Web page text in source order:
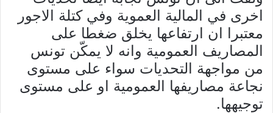
اخرى في المالية العموية وفي كتلة الاجور
معتبرا ان ارتفاعها يخلق ضغطا على
المصاريف العمومية وانه لا يمكّن تونس
من مواجهة التحديات سواء على مستوى
نجاعة مصاريفها العمومية او على مستوى
توجيهها.